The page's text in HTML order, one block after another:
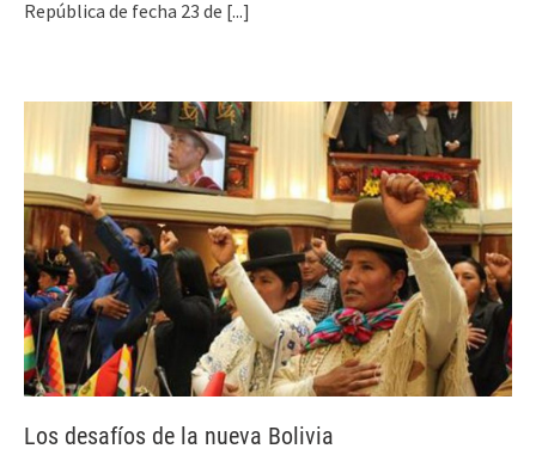
República de fecha 23 de [...]
Los desafíos de la nueva Bolivia